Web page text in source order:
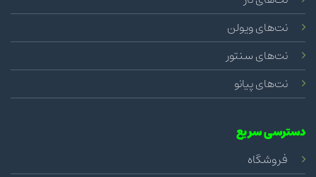
نت‌های ویولن
نت‌های سنتور
نت‌های پیانو
دسترسی سریع
فروشگاه